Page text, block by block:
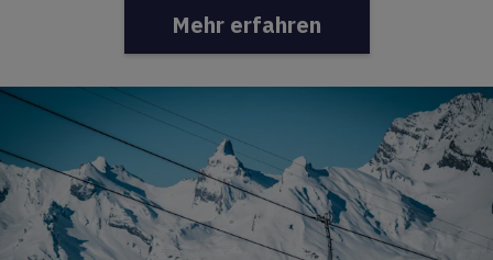
Mehr erfahren